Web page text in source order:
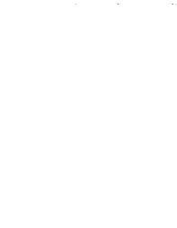
constancia que les